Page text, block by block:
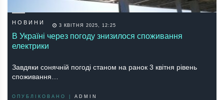
НОВИНИ 3 КВІТНЯ 2025, 12:25
В Україні через погоду знизилося споживання
електрики
Завдяки сонячній погоді станом на ранок 3 квітня рівень
споживання…
ОПУБЛІКОВАНО | ADMIN